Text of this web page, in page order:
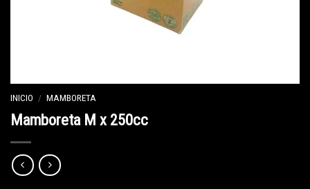
INICIO / MAMBORETA
Mamboreta M x 250cc